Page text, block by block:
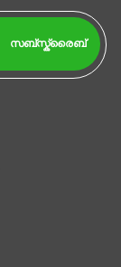
സബ്സ്ക്രൈബ്